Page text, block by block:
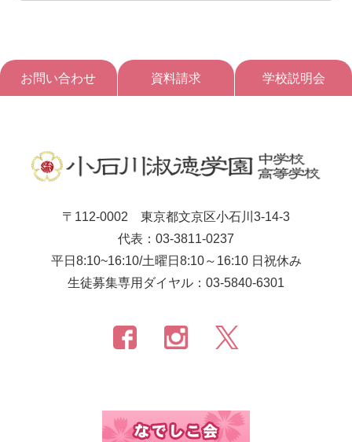
お問い合わせ 資料請求 学校説明会
〒112-0002 東京都文京区小石川3-14-3
代表：03-3811-0237
平日8:10~16:10/土曜日8:10～16:10 日祝休み
生徒募集専用ダイヤル：03-5840-6301